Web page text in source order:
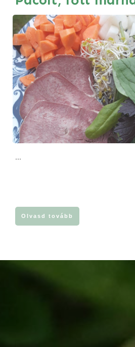
...
Olvasd tovább